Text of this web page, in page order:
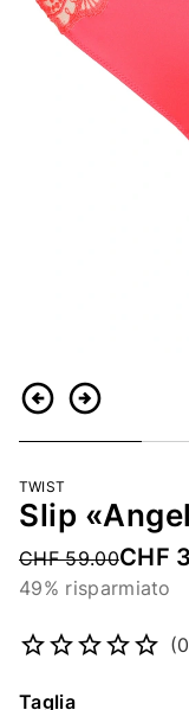
IndietroContinua
TWIST
Slip
Price reduced
CHF 59.00CHF
49% risparmiato
Taglia